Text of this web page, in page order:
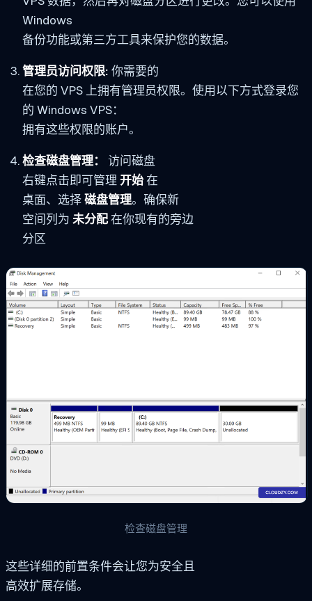
Windows
备份功能或第三方工具来保护您的数据。
管理员访问权限: 你需要的
在您的 VPS 上拥有管理员权限。使用以下方式登录您
的 Windows VPS：
拥有这些权限的账户。
检查磁盘管理：
访问磁盘
右键点击即可管理 开始在
桌面、选择磁盘管理。确保新
空间列为 未分配在你现有的旁边
分区
检查磁盘管理
这些详细的前置条件会让您为安全且
高效扩展存储。